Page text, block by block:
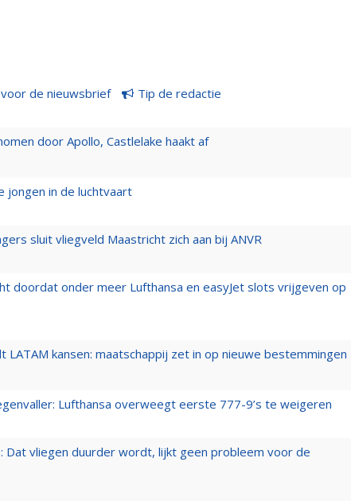
de nieuwsbrief Tip de redactie
door Apollo, Castlelake haakt af
jongen in de luchtvaart
sluit vliegveld Maastricht zich aan bij ANVR
doordat onder meer Lufthansa en easyJet slots vrijgeven op
LATAM kansen: maatschappij zet in op nieuwe bestemmingen
Lufthansa overweegt eerste 777-9’s te weigeren
Dat vliegen duurder wordt, lijkt geen probleem voor de